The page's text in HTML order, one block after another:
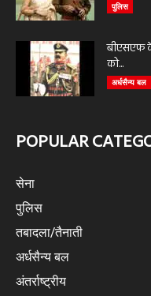
पुलिस
बीएसएफ
को...
अर्धसैन्य बल
POPULAR
सेना
पुलिस
तबादला/तैनाती
अर्धसैन्य बल
अंतर्राष्ट्रीय